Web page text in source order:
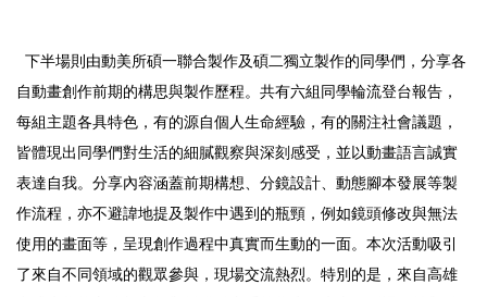
下半場則由動美所碩一聯合製作及碩二獨立製作的同學們，分享各
自動畫創作前期的構思與製作歷程。共有六組同學輪流登台報告，
每組主題各具特色，有的源自個人生命經驗，有的關注社會議題，
皆體現出同學們對生活的細膩觀察與深刻感受，並以動畫語言誠實
表達自我。分享內容涵蓋前期構想、分鏡設計、動態腳本發展等製
作流程，亦不避諱地提及製作中遇到的瓶頸，例如鏡頭修改與無法
使用的畫面等，呈現創作過程中真實而生動的一面。本次活動吸引
了來自不同領域的觀眾參與，現場交流熱烈。特別的是，來自高雄